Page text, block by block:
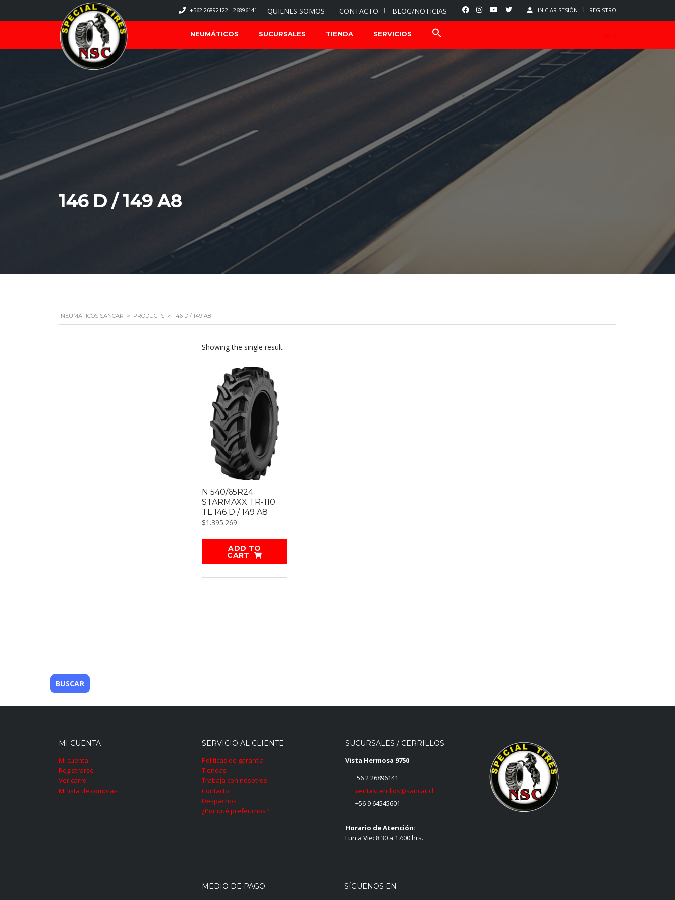
INICIAR SESIÓN REGISTRO
QUIENES SOMOS CONTACTO BLOG/NOTICIAS
+562 26892122 - 26896141
NEUMÁTICOS SUCURSALES TIENDA SERVICIOS
146 D / 149 A8
NEUMÁTICOS SANCAR > PRODUCTS > 146 D / 149 A8
Showing the single result
N 540/65R24
STARMAXX TR-110
TL 146 D / 149 A8
$1.395.269
ADD TO
CART
MI CUENTA
Mi cuenta
Registrarse
Ver carro
Mi lista de compras
SERVICIO AL CLIENTE
Políticas de garantía
Tiendas
Trabaja con nosotros
Contacto
Despachos
¿Por qué preferirnos?
SUCURSALES / CERRILLOS
Vista Hermosa 9750
56 2 26896141
ventascerrillos@sancar.cl
+56 9 64545601
Horario de Atención:
Lun a Vie: 8:30 a 17:00 hrs.
MEDIO DE PAGO SÍGUENOS EN